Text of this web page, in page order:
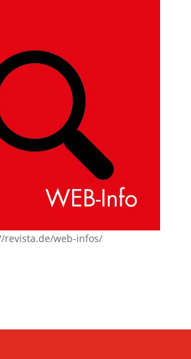
revista.de/web-infos/